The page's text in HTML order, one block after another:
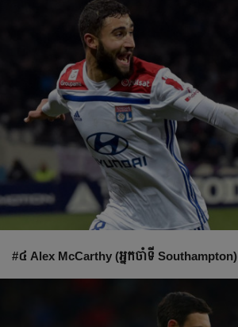
#៤ Alex McCarthy (អ្នក​ចាំ​ទី​ Southampton)